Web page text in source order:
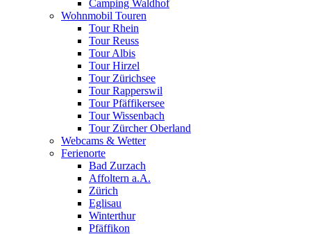
Camping Waldhof
Wohnmobil Touren
Tour Rhein
Tour Reuss
Tour Albis
Tour Hirzel
Tour Zürichsee
Tour Rapperswil
Tour Pfäffikersee
Tour Wissenbach
Tour Zürcher Oberland
Webcams & Wetter
Ferienorte
Bad Zurzach
Affoltern a.A.
Zürich
Eglisau
Winterthur
Pfäffikon